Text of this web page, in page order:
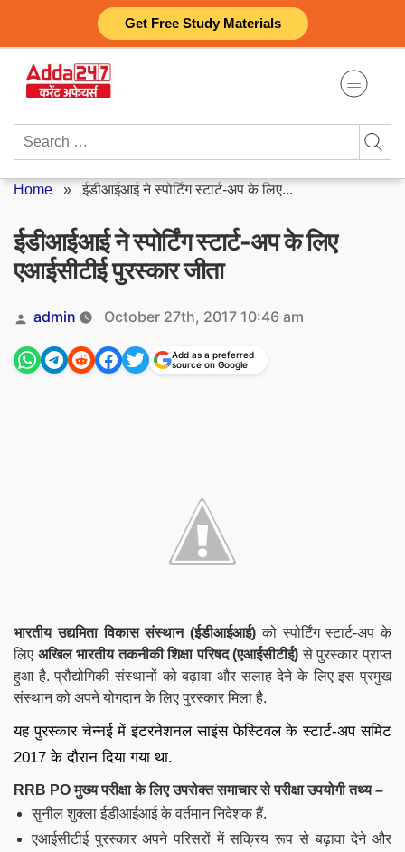
Get Free Study Materials
content
Search
Home »ईडीआईआई ने स्पोर्टिंग स्टार्ट-अप के लिए...
ईडीआईआई ने स्पोर्टिंग स्टार्ट-अप के लिए
एआईसीटीई पुरस्कार जीता
Posted
by
admin October 27th, 2017 10:46 am
Add as a preferred
source on Google
भारतीय उद्यमिता विकास संस्थान (ईडीआईआई) को स्पोर्टिंग स्टार्ट-अप के
लिए अखिल भारतीय तकनीकी शिक्षा परिषद (एआईसीटीई)से पुरस्कार प्राप्त
हुआ है. प्रौद्योगिकी संस्थानों को बढ़ावा और सलाह देने के लिए इस प्रमुख
संस्थान को अपने योगदान के लिए पुरस्कार मिला है.
यह पुरस्कार चेन्नई में इंटरनेशनल साइंस फेस्टिवल के स्टार्ट-अप समिट
2017 के दौरान दिया गया था.
RRB PO मुख्य परीक्षा के लिए उपरोक्त समाचार से परीक्षा उपयोगी तथ्य –
सुनील शुक्ला ईडीआईआई के वर्तमान निदेशक हैं.
एआईसीटीई पुरस्कार अपने परिसरों में सक्रिय रूप से बढ़ावा देने और